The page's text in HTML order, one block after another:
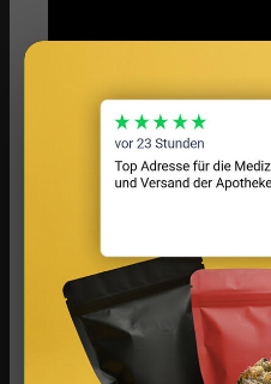
Immobilie ohne
die
Gerade die
wichtigsten Bausteine
Insiderwissen sehr viel